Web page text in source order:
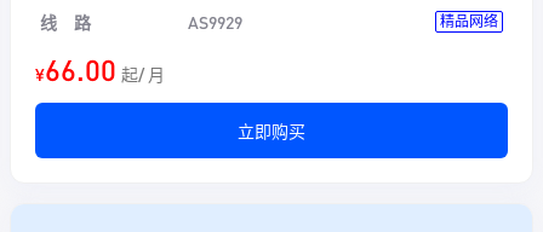
线 路 AS9929 精品网络
¥66.00 起/ 月
立即购买